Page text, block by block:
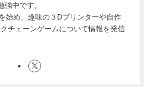
強中です。
始め、趣味の３Dプリンターや自作
チェーンゲームについて情報を発信